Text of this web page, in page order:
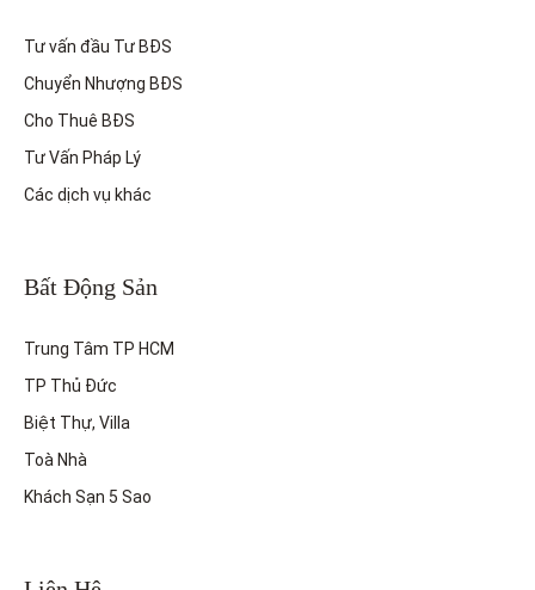
Tư vấn đầu Tư BĐS
Chuyển Nhượng BĐS
Cho Thuê BĐS
Tư Vấn Pháp Lý
Các dịch vụ khác
Bất Động Sản
Trung Tâm TP HCM
TP Thủ Đức
Biệt Thự, Villa
Toà Nhà
Khách Sạn 5 Sao